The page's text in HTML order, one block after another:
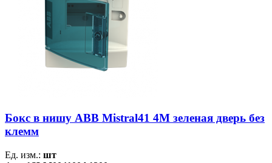
Бокс в нишу ABB Mistral41 4М зеленая дверь без
клемм
Ед. изм.: шт